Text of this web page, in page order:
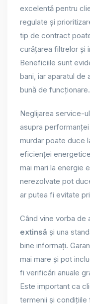
excelentă pentru
regulate și
tip de contract
curățarea filtrelor și
Beneficiile sunt
bani, iar aparatul de
bună de funcționare.
Neglijarea service-
asupra
murdar poate duce
eficienței
mai mari la energie
nerezolvate pot
ar putea fi evitate
Când vine vorba de
extinsă și una
bine informați.
mai mare și pot
fi verificări anuale
Este important ca
termenii și